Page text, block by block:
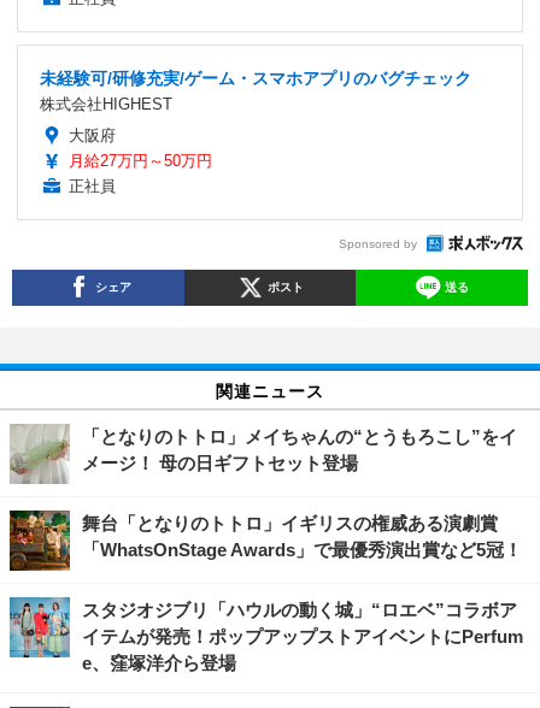
未経験可/研修充実/ゲーム・スマホアプリのバグチェック
株式会社HIGHEST
大阪府
月給27万円～50万円
正社員
Sponsored by
シェア ポスト 送る
関連ニュース
「となりのトトロ」メイちゃんの“とうもろこし”をイ
メージ！ 母の日ギフトセット登場
舞台「となりのトトロ」イギリスの権威ある演劇賞
「WhatsOnStage Awards」で最優秀演出賞など5冠！
スタジオジブリ「ハウルの動く城」“ロエベ”コラボア
イテムが発売！ポップアップストアイベントにPerfum
e、窪塚洋介ら登場